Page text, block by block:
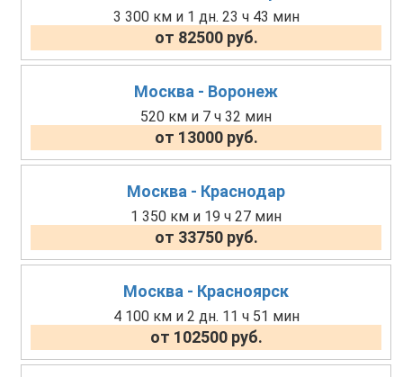
3 300 км и 1 дн. 23 ч 43 мин
от 82500 руб.
Москва - Воронеж
520 км и 7 ч 32 мин
от 13000 руб.
Москва - Краснодар
1 350 км и 19 ч 27 мин
от 33750 руб.
Москва - Красноярск
4 100 км и 2 дн. 11 ч 51 мин
от 102500 руб.